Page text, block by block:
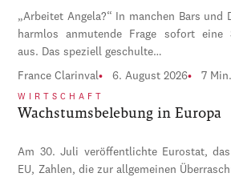
„Arbeitet Angela?“ In manchen Bars und
harmlos anmutende Frage sofort eine
aus. Das speziell geschulte…
France Clarinval 6. August 2026 7
WIRTSCHAFT
Wachstumsbelebung in Europa
Am 30. Juli veröffentlichte Eurostat,
EU, Zahlen, die zur allgemeinen